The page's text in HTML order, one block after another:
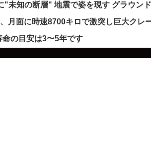
"未知の断層" 地震で姿を現す グラウン
月面に時速8700キロで激突し巨大クレ
命の目安は3〜5年です